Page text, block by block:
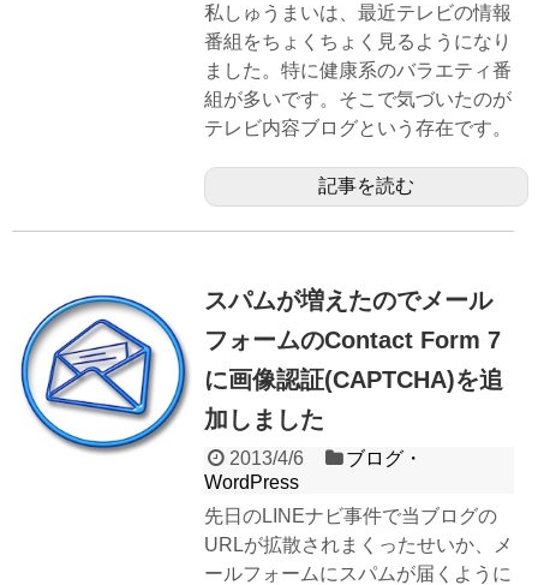
私しゅうまいは、最近テレビの情報
番組をちょくちょく見るようになり
ました。特に健康系のバラエティ番
組が多いです。そこで気づいたのが
テレビ内容ブログという存在です。
記事を読む
スパムが増えたのでメール
フォームのContact Form 7
に画像認証(CAPTCHA)を追
加しました
2013/4/6
ブログ・
WordPress
先日のLINEナビ事件で当ブログの
URLが拡散されまくったせいか、メ
ールフォームにスパムが届くように